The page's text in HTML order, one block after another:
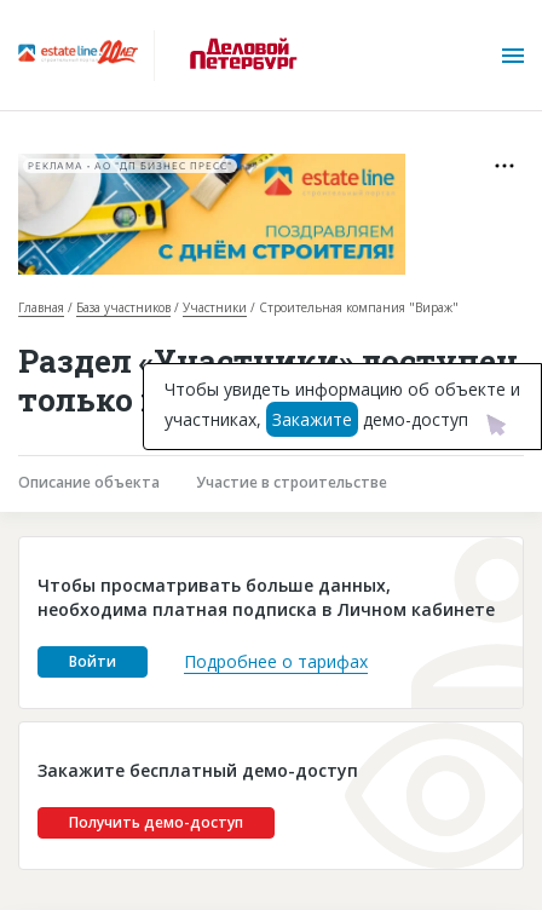
Горячие объекты
База строящихся объектов
Инвестпроекты
Глоссарий
Платные услуги
Пресс-релизы
РЕКЛАМА • АО "ДП БИЗНЕС ПРЕСС"
Главная База участников Участники Строительная компания "Вираж"
Раздел «Участники» доступен
только подписчикам
Описание объекта Участие в строительстве
Чтобы просматривать больше данных,
необходима платная подписка в Личном кабинете
Войти Подробнее о тарифах
Закажите бесплатный демо-доступ
Получить демо-доступ
Чтобы увидеть информацию об объекте и
участниках, Закажите демо-доступ